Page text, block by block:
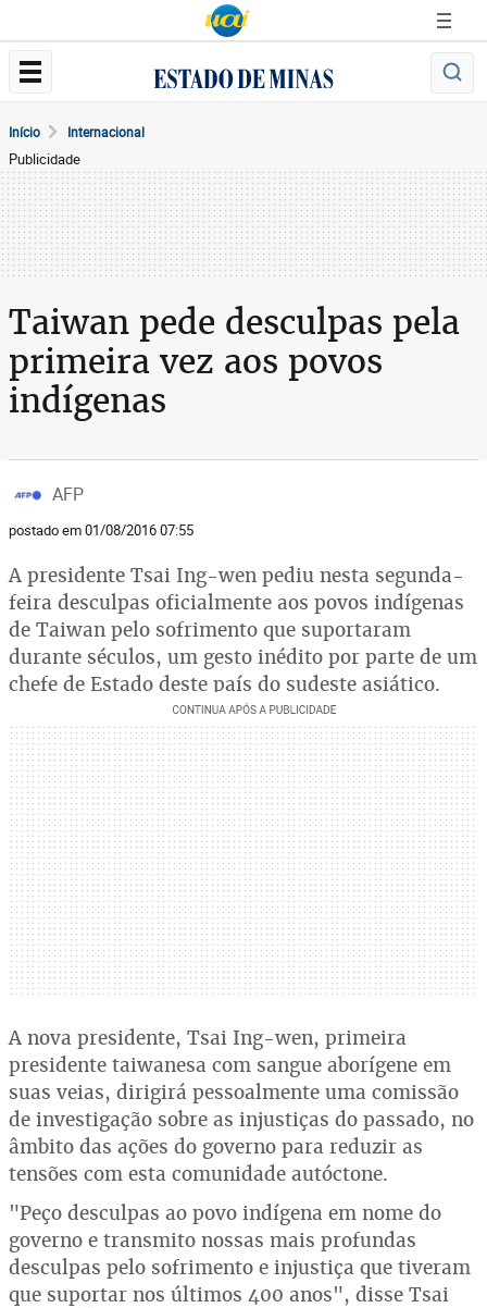
Início Internacional
Publicidade
Taiwan pede desculpas pela
primeira vez aos povos
indígenas
AFP
postado em 01/08/2016 07:55
A presidente Tsai Ing-wen pediu nesta segunda-
feira desculpas oficialmente aos povos indígenas
de Taiwan pelo sofrimento que suportaram
durante séculos, um gesto inédito por parte de um
chefe de Estado deste país do sudeste asiático.
A nova presidente, Tsai Ing-wen, primeira
presidente taiwanesa com sangue aborígene em
suas veias, dirigirá pessoalmente uma comissão
de investigação sobre as injustiças do passado, no
âmbito das ações do governo para reduzir as
tensões com esta comunidade autóctone.
"Peço desculpas ao povo indígena em nome do
governo e transmito nossas mais profundas
desculpas pelo sofrimento e injustiça que tiveram
que suportar nos últimos 400 anos", disse Tsai